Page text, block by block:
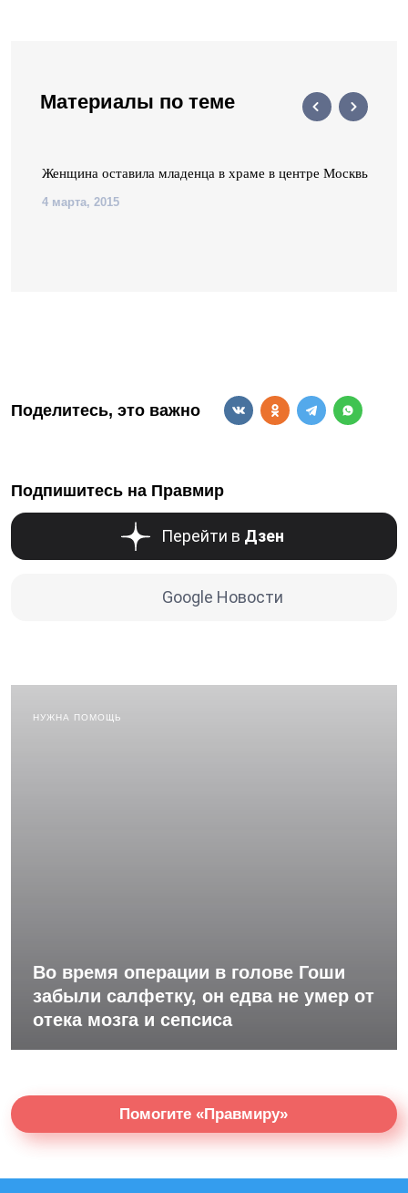
Материалы по теме
Женщина оставила младенца в храме в центре Москвы
4 марта, 2015
Поделитесь, это важно
Подпишитесь на Правмир
Перейти в Дзен
Google Новости
НУЖНА ПОМОЩЬ
Во время операции в голове Гоши
забыли салфетку, он едва не умер от
отека мозга и сепсиса
Помогите «Правмиру»